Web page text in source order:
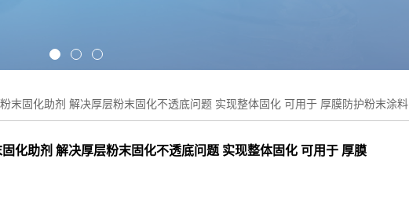
粉末固化助剂 解决厚层粉末固化不透底问题 实现整体固化 可用于 厚膜防护粉末涂料
固化助剂 解决厚层粉末固化不透底问题 实现整体固化 可用于 厚膜